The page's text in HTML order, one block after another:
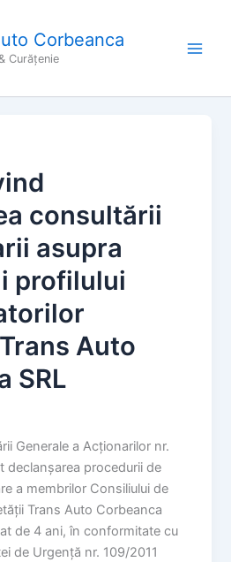
Corbeanca
Curățenie
consultării
asupra
profilului
Auto
SRL
Generale a Acționarilor nr.
procedurii de
a membrilor Consiliului de
Trans Auto Corbeanca
de 4 ani, în conformitate cu
de Urgență nr. 109/2011